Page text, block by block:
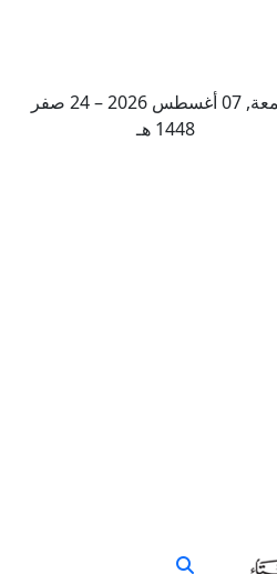
الجمعة, 07 أغسطس 2026 – 24 صفر
1448 هـ